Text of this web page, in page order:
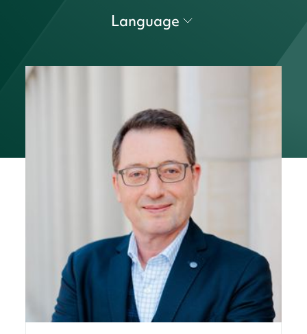
Language